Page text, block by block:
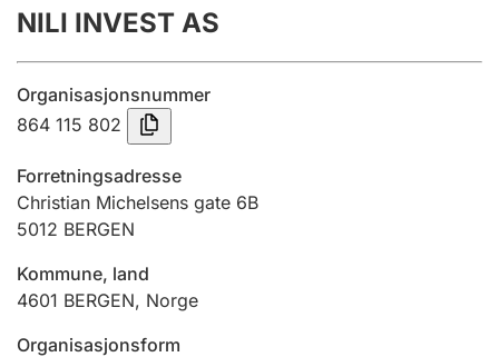
Årsrekneskap
Innsending og forseinkingsgebyr
Tinglysing
Jeger
Ektepaktrettleiaren
NILI INVEST AS
Organisasjonsnummer
864 115 802
Forretningsadresse
Christian Michelsens gate 6B
5012 BERGEN
Kommune, land
4601 BERGEN, Norge
Organisasjonsform